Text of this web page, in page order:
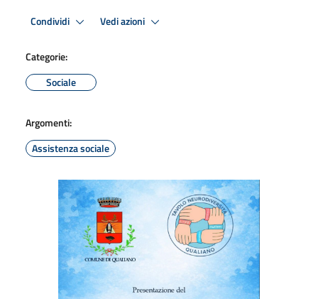
Condividi Vedi azioni
Categorie:
Sociale
Argomenti:
Assistenza sociale